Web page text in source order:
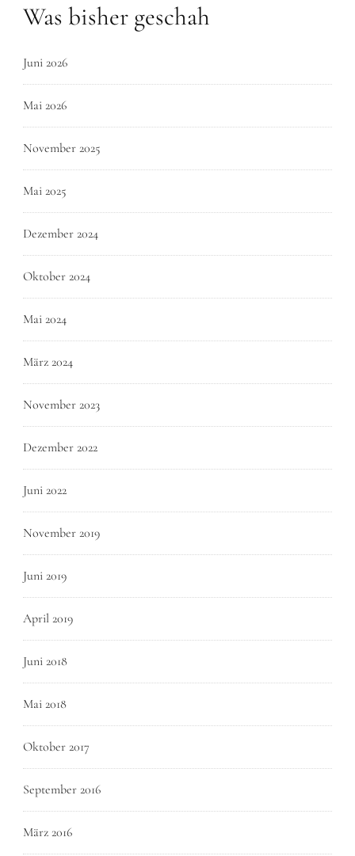
Was bisher geschah
Juni 2026
Mai 2026
November 2025
Mai 2025
Dezember 2024
Oktober 2024
Mai 2024
März 2024
November 2023
Dezember 2022
Juni 2022
November 2019
Juni 2019
April 2019
Juni 2018
Mai 2018
Oktober 2017
September 2016
März 2016